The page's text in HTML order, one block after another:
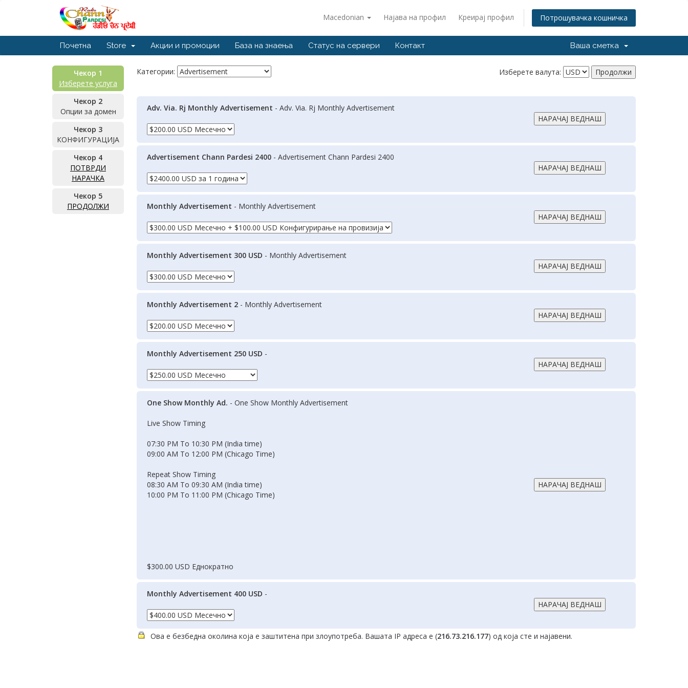
Macedonian Најава на профил Креирај профил Потрошувачка кошничка
Почетна Store Акции и промоции База на знаења Статус на сервери Контакт Ваша сметка
Чекор 1
Изберете услуга
Чекор 2
Опции за домен
Чекор 3
КОНФИГУРАЦИЈА
Чекор 4
ПОТВРДИ
НАРАЧКА
Чекор 5
ПРОДОЛЖИ
Категории: Изберете валута:
Adv. Via. Rj Monthly Advertisement - Adv. Via. Rj Monthly Advertisement
Advertisement Chann Pardesi 2400 - Advertisement Chann Pardesi 2400
Monthly Advertisement - Monthly Advertisement
Monthly Advertisement 300 USD - Monthly Advertisement
Monthly Advertisement 2 - Monthly Advertisement
Monthly Advertisement 250 USD -
One Show Monthly Ad. - One Show Monthly Advertisement
Live Show Timing
07:30 PM To 10:30 PM (India time)
09:00 AM To 12:00 PM (Chicago Time)
Repeat Show Timing
08:30 AM To 09:30 AM (India time)
10:00 PM To 11:00 PM (Chicago Time)
$300.00 USD Еднократно
Monthly Advertisement 400 USD -
Ова е безбедна околина која е заштитена при злоупотреба. Вашата IP адреса е (216.73.216.177) од која сте и најавени.